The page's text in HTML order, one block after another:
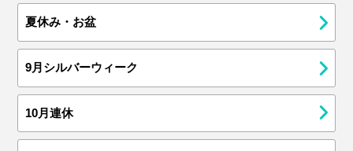
夏休み・お盆
9月シルバーウィーク
10月連休